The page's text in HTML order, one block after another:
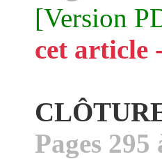
[Version
cet article
Pages 295